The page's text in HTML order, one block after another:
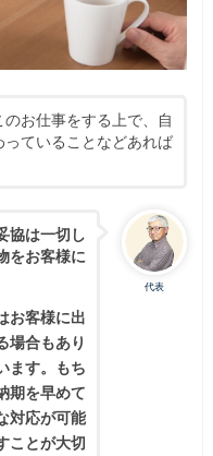
お仕事をする上で、自
ていることなどあれば
代表
協は一切し
をお客様に
お客様に出
場合もあり
ます。もち
期を早めて
対応が可能
ことが大切